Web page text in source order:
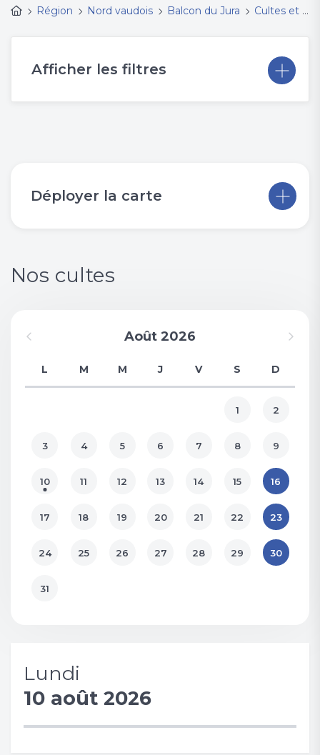
Région
Nord vaudois Balcon du Jura Cultes et événements
Afficher les filtres
Déployer la carte
Nos cultes
Août 2026
L M M J V S D
1 2
3 4 5 6 7 8 9
10 11 12 13 14 15 16
17 18 19 20 21 22 23
24 25 26 27 28 29 30
31
Lundi
10 août 2026